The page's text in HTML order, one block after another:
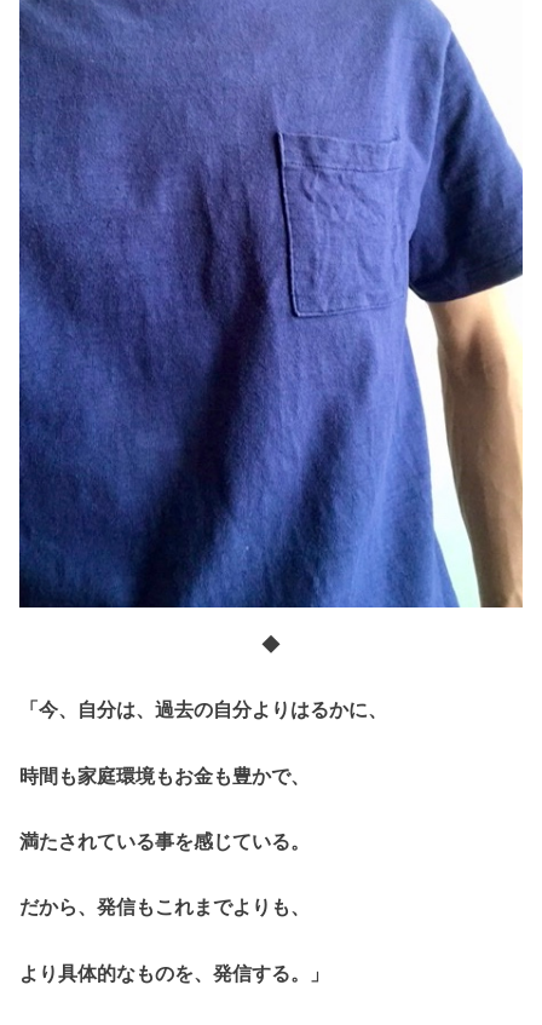
◆
「今、自分は、過去の自分よりはるかに、
時間も家庭環境もお金も豊かで、
満たされている事を感じている。
だから、発信もこれまでよりも、
より具体的なものを、発信する。」